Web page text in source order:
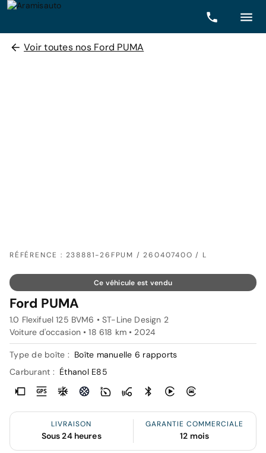
Voir toutes nos Ford PUMA
RÉFÉRENCE : 238881-26FPUM / 26040740O / L
Ce véhicule est vendu
Ford PUMA
1.0 Flexifuel 125 BVM6 • ST-Line Design 2
Voiture d'occasion • 18 618 km • 2024
Type de boîte : Boîte manuelle 6 rapports
Carburant : Éthanol E85
LIVRAISON
Sous 24 heures
GARANTIE COMMERCIALE
12 mois